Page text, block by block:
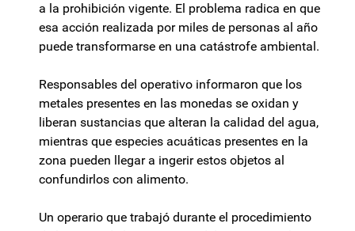
a la prohibición vigente. El problema radica en que
esa acción realizada por miles de personas al año
puede transformarse en una catástrofe ambiental.
Responsables del operativo informaron que los
metales presentes en las monedas se oxidan y
liberan sustancias que alteran la calidad del agua,
mientras que especies acuáticas presentes en la
zona pueden llegar a ingerir estos objetos al
confundirlos con alimento.
Un operario que trabajó durante el procedimiento